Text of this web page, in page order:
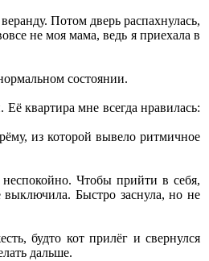
Потом дверь распахнулась,
не моя мама, ведь я приехала в
состоянии.
квартира мне всегда нравилась:
из которой вывело ритмичное
Чтобы прийти в себя,
выключила. Быстро заснула, но не
будто кот прилёг и свернулся
дальше.